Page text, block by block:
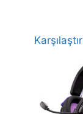
Karşılaştır